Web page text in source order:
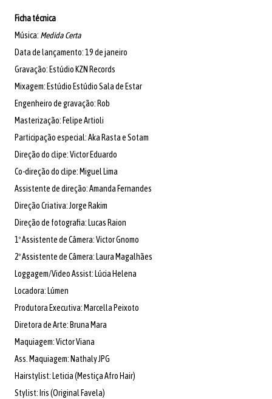
Ficha técnica
Música: Medida Certa
Data de lançamento: 19 de janeiro
Gravação: Estúdio KZN Records
Mixagem: Estúdio Estúdio Sala de Estar
Engenheiro de gravação: Rob
Masterização: Felipe Artioli
Participação especial: Aka Rasta e Sotam
Direção do clipe: Victor Eduardo
Co-direção do clipe: Miguel Lima
Assistente de direção: Amanda Fernandes
Direção Criativa: Jorge Rakim
Direção de fotografia: Lucas Raion
1º Assistente de Câmera: Victor Gnomo
2º Assistente de Câmera: Laura Magalhães
Loggagem/Video Assist: Lúcia Helena
Locadora: Lúmen
Produtora Executiva: Marcella Peixoto
Diretora de Arte: Bruna Mara
Maquiagem: Victor Viana
Ass. Maquiagem: Nathaly JPG
Hairstylist: Leticia (Mestiça Afro Hair)
Stylist: Iris (Original Favela)